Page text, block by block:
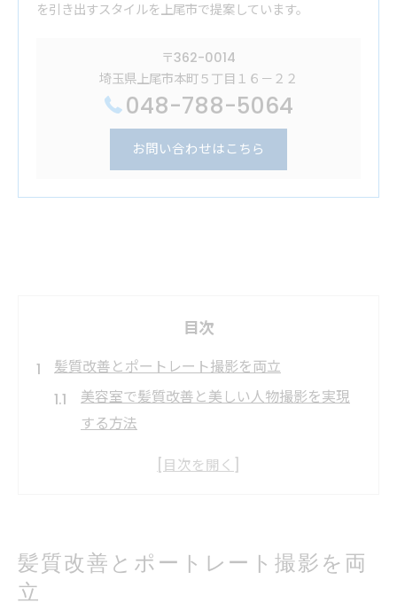
を引き出すスタイルを上尾市で提案しています。
〒362-0014
埼玉県上尾市本町５丁目１６－２２
048-788-5064
お問い合わせはこちら
目次
髪質改善とポートレート撮影を両立
美容室で髪質改善と美しい人物撮影を実現
する方法
スタジオポートレートに最適な美容室選び
ストロボやライティングに強い美容室の特
髪質改善とポートレート撮影を両
立